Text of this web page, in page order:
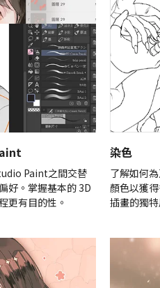
Paint之間交替
好。掌握基本的 3D
更有目的性。
染色
了解如何
顏色以獲
插畫的獨